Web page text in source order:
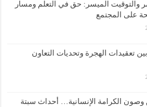
والتوقيت الميسر: حق في التعلم ومسار
على المجتمع
تعقيدات الهجرة وتحديات التعاون
وصون الكرامة الإنسانية… أحداث سبتة